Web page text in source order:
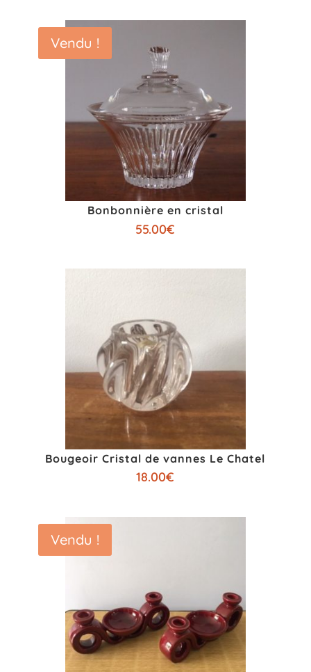
Bonbonnière en cristal
55.00€
Vendu !
Bougeoir Cristal de vannes Le Chatel
18.00€
Vendu !